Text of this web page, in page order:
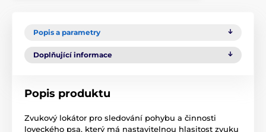
Popis a parametry
Doplňující informace
Popis produktu
Zvukový lokátor pro sledování pohybu a činnosti
loveckého psa, který má nastavitelnou hlasitost zvuku